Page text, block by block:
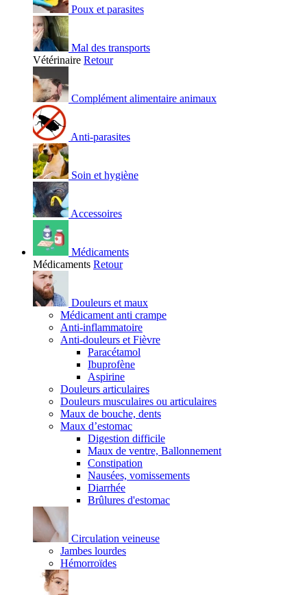
Poux et parasites
Mal des transports
Vétérinaire Retour
Complément alimentaire animaux
Anti-parasites
Soin et hygiène
Accessoires
Médicaments
Médicaments Retour
Douleurs et maux
Médicament anti crampe
Anti-inflammatoire
Anti-douleurs et Fièvre
Paracétamol
Ibuprofène
Aspirine
Douleurs articulaires
Douleurs musculaires ou articulaires
Maux de bouche, dents
Maux d’estomac
Digestion difficile
Maux de ventre, Ballonnement
Constipation
Nausées, vomissements
Diarrhée
Brûlures d'estomac
Circulation veineuse
Jambes lourdes
Hémorroïdes